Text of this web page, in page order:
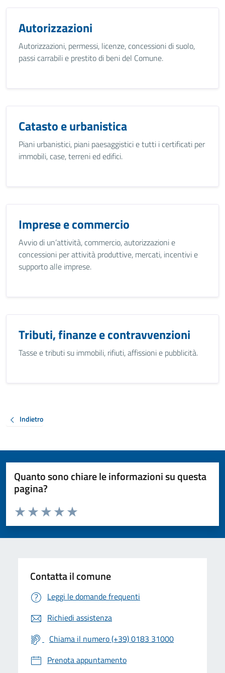
Autorizzazioni
Autorizzazioni, permessi, licenze, concessioni di suolo,
passi carrabili e prestito di beni del Comune.
Catasto e urbanistica
Piani urbanistici, piani paesaggistici e tutti i certificati per
immobili, case, terreni ed edifici.
Imprese e commercio
Avvio di un’attività, commercio, autorizzazioni e
concessioni per attività produttive, mercati, incentivi e
supporto alle imprese.
Tributi, finanze e contravvenzioni
Tasse e tributi su immobili, rifiuti, affissioni e pubblicità.
Indietro
Quanto sono chiare le informazioni su questa
pagina?
Valuta da 1 a 5 stelle la pagina
Valuta 5 stelle su 5
Valuta 4 stelle su 5
Valuta 3 stelle su 5
Valuta 2 stelle su 5
Valuta 1 stelle su 5
Contatta il comune
Leggi le domande frequenti
Richiedi assistenza
Chiama il numero (+39) 0183 31000
Prenota appuntamento